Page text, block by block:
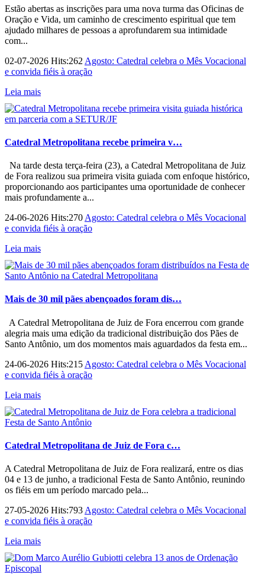
Estão abertas as inscrições para uma nova turma das Oficinas de
Oração e Vida, um caminho de crescimento espiritual que tem
ajudado milhares de pessoas a aprofundarem sua intimidade
com...
02-07-2026 Hits:262 Agosto: Catedral celebra o Mês Vocacional
e convida fiéis à oração
Leia mais
Catedral Metropolitana recebe primeira v…
Na tarde desta terça-feira (23), a Catedral Metropolitana de Juiz
de Fora realizou sua primeira visita guiada com enfoque histórico,
proporcionando aos participantes uma oportunidade de conhecer
mais profundamente a...
24-06-2026 Hits:270 Agosto: Catedral celebra o Mês Vocacional
e convida fiéis à oração
Leia mais
Mais de 30 mil pães abençoados foram dis…
A Catedral Metropolitana de Juiz de Fora encerrou com grande
alegria mais uma edição da tradicional distribuição dos Pães de
Santo Antônio, um dos momentos mais aguardados da festa em...
24-06-2026 Hits:215 Agosto: Catedral celebra o Mês Vocacional
e convida fiéis à oração
Leia mais
Catedral Metropolitana de Juiz de Fora c…
A Catedral Metropolitana de Juiz de Fora realizará, entre os dias
04 e 13 de junho, a tradicional Festa de Santo Antônio, reunindo
os fiéis em um período marcado pela...
27-05-2026 Hits:793 Agosto: Catedral celebra o Mês Vocacional
e convida fiéis à oração
Leia mais